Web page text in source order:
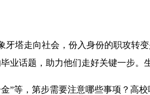
牙塔走向社会，份入身份的职攻转
业话题，助力他们走好关键一步。
”等，第步需要注意哪些事项？高